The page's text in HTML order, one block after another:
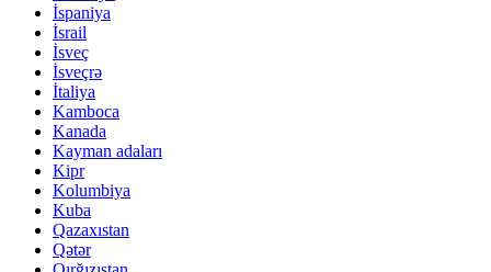
İspaniya
İsrail
İsveç
İsveçrə
İtaliya
Kamboca
Kanada
Kayman adaları
Kipr
Kolumbiya
Kuba
Qazaxıstan
Qətər